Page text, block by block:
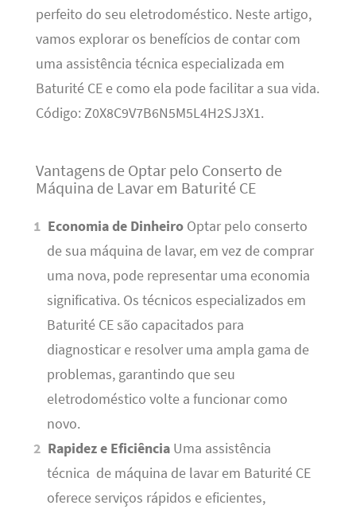
perfeito do seu eletrodoméstico. Neste artigo,
vamos explorar os benefícios de contar com
uma assistência técnica especializada em
Baturité CE e como ela pode facilitar a sua vida.
Código: Z0X8C9V7B6N5M5L4H2SJ3X1.
Vantagens de Optar pelo Conserto de
Máquina de Lavar em Baturité CE
Economia de Dinheiro Optar pelo conserto
de sua máquina de lavar, em vez de comprar
uma nova, pode representar uma economia
significativa. Os técnicos especializados em
Baturité CE são capacitados para
diagnosticar e resolver uma ampla gama de
problemas, garantindo que seu
eletrodoméstico volte a funcionar como
novo.
Rapidez e Eficiência Uma assistência
técnica de máquina de lavar em Baturité CE
oferece serviços rápidos e eficientes,